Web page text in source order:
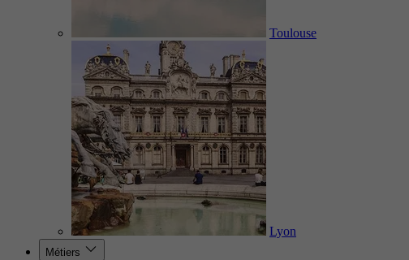
Toulouse
Lyon
Métiers